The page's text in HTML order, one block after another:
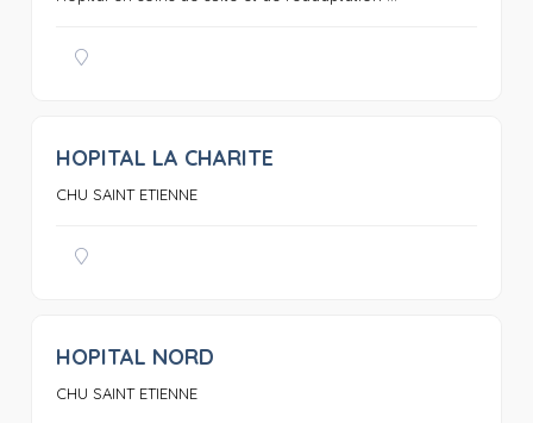
HOPITAL LA CHARITE
CHU SAINT ETIENNE
HOPITAL NORD
CHU SAINT ETIENNE